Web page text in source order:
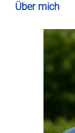
Über mich